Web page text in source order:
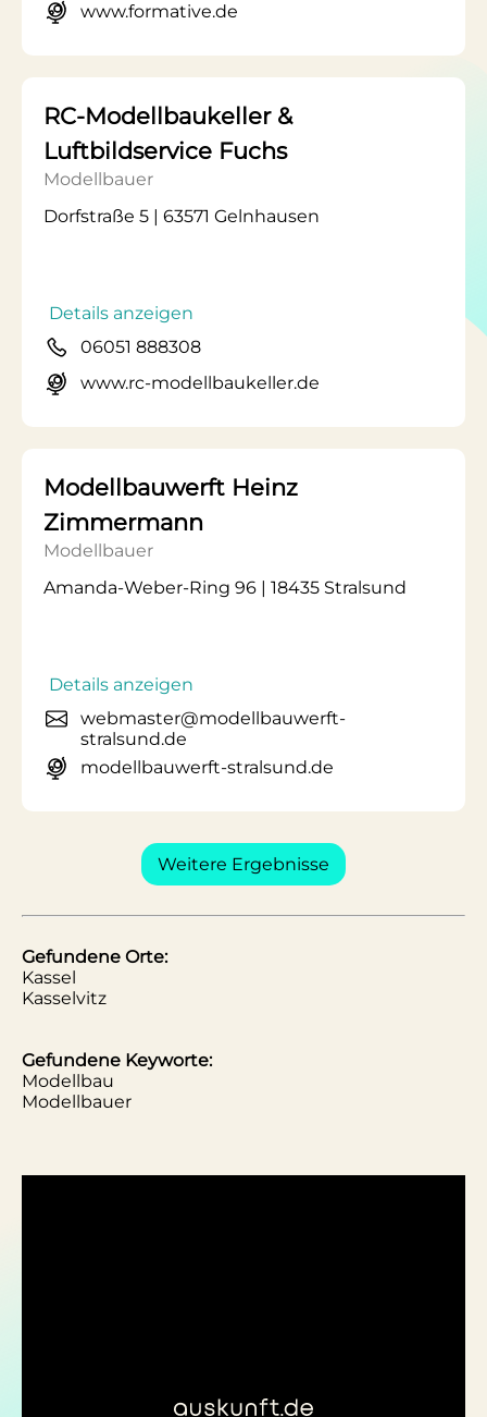
www.formative.de
RC-Modellbaukeller &
Luftbildservice Fuchs
Modellbauer
Dorfstraße 5 | 63571 Gelnhausen
Details anzeigen
06051 888308
www.rc-modellbaukeller.de
Modellbauwerft Heinz
Zimmermann
Modellbauer
Amanda-Weber-Ring 96 | 18435 Stralsund
Details anzeigen
webmaster@modellbauwerft-
stralsund.de
modellbauwerft-stralsund.de
Weitere Ergebnisse
Gefundene Orte:
Kassel
Kasselvitz
Gefundene Keyworte:
Modellbau
Modellbauer